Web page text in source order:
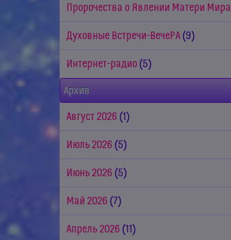
Пророчества о Явлении Матери Мира
Духовные Встречи-ВечеРА (9)
Интернет-радио (5)
Архив
Август 2026 (1)
Июль 2026 (5)
Июнь 2026 (5)
Май 2026 (7)
Апрель 2026 (11)